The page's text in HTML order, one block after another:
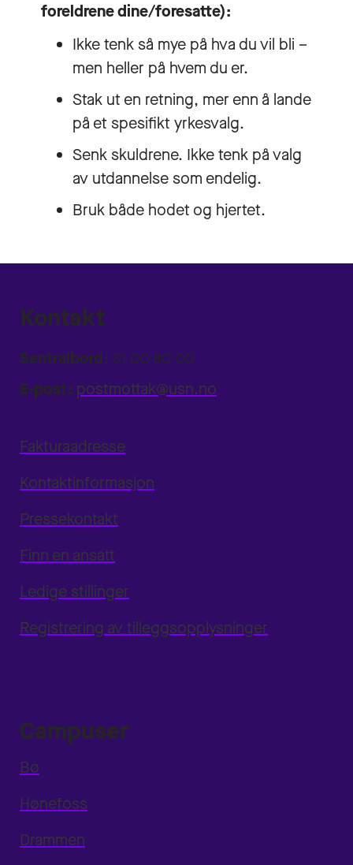
foreldrene dine/foresatte):
Ikke tenk så mye på hva du vil bli –
men heller på hvem du er.
Stak ut en retning, mer enn å lande
på et spesifikt yrkesvalg.
Senk skuldrene. Ikke tenk på valg
av utdannelse som endelig.
Bruk både hodet og hjertet.
Kontakt
Sentralbord: 31 00 80 00
E-post: postmottak@usn.no
Fakturaadresse
Kontaktinformasjon
Pressekontakt
Finn en ansatt
Ledige stillinger
Registrering av tilleggsopplysninger
Campuser
Bø
Hønefoss
Drammen